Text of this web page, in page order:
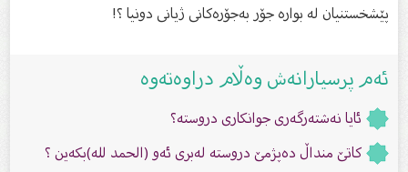
پێشخستنیان لە بوارە جۆر بەجۆرەكانى ژیانى دونیا ؟!
ئەم پرسیارانەش وەڵام دراوەتەوە
ئایا نەشتەرگەرى جوانكارى دروستە؟
کاتێ منداڵ دەپژمێ دروستە لەبری ئەو (الحمد لله)بکەین ؟